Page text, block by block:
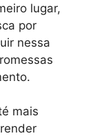
lugar,
por
nessa
mais